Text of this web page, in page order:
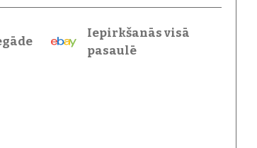
Iepirkšanās visā
pasaulē